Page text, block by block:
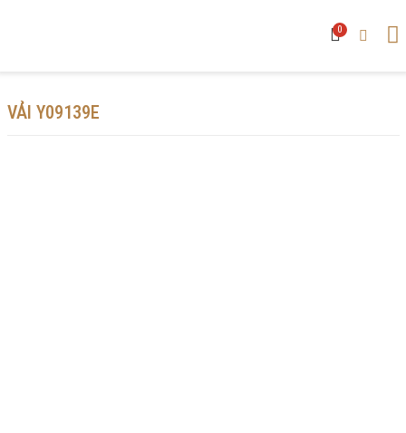
0
VẢI Y09139E